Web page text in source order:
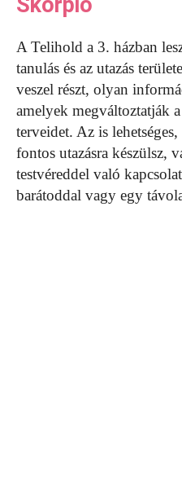
A Telihold a 3. házban
tanulás és az utazás
veszel részt, olyan
amelyek megváltoztatják
terveidet. Az is
fontos utazásra készülsz,
testvéreddel való
barátoddal vagy egy